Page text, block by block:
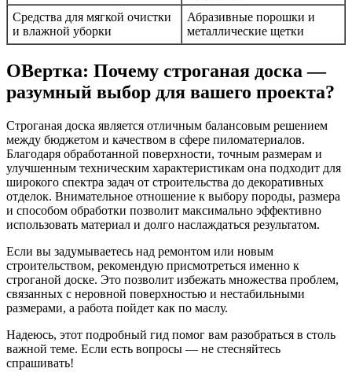
Средства для мягкой очистки
и влажной уборки
Абразивные порошки и
металлические щетки
ОВертка: Почему строганая доска —
разумный выбор для вашего проекта?
Строганая доска является отличным балансовым решением
между бюджетом и качеством в сфере пиломатериалов.
Благодаря обработанной поверхности, точным размерам и
улучшенным техническим характеристикам она подходит для
широкого спектра задач от строительства до декоративных
отделок. Внимательное отношение к выбору породы, размера
и способом обработки позволит максимально эффективно
использовать материал и долго наслаждаться результатом.
Если вы задумываетесь над ремонтом или новым
строительством, рекомендую присмотреться именно к
строганой доске. Это позволит избежать множества проблем,
связанных с неровной поверхностью и нестабильными
размерами, а работа пойдет как по маслу.
Надеюсь, этот подробный гид помог вам разобраться в столь
важной теме. Если есть вопросы — не стесняйтесь
спрашивать!